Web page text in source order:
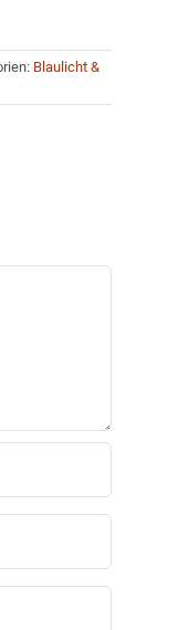
Blaulicht &